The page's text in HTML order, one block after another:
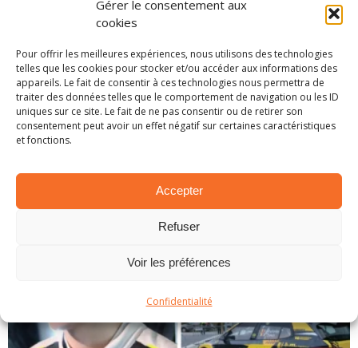
Gérer le consentement aux
cookies
Pour offrir les meilleures expériences, nous utilisons des technologies
telles que les cookies pour stocker et/ou accéder aux informations des
appareils. Le fait de consentir à ces technologies nous permettra de
traiter des données telles que le comportement de navigation ou les ID
uniques sur ce site. Le fait de ne pas consentir ou de retirer son
consentement peut avoir un effet négatif sur certaines caractéristiques
et fonctions.
Accepter
Refuser
Voir les préférences
Confidentialité
Tweet